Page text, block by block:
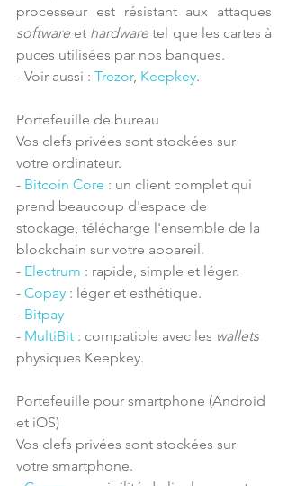
software et hardware tel que les cartes à
puces utilisées par nos banques.
- Voir aussi : Trezor, Keepkey.
Portefeuille de bureau
Vos clefs privées sont stockées sur
votre ordinateur.
- Bitcoin Core : un client complet qui
prend beaucoup d'espace de
stockage, télécharge l'ensemble de la
blockchain sur votre appareil.
- Electrum : rapide, simple et léger.
- Copay : léger et esthétique.
- Bitpay
- MultiBit : compatible avec les wallets
physiques Keepkey.
Portefeuille pour smartphone (Android
et iOS)
Vos clefs privées sont stockées sur
votre smartphone.